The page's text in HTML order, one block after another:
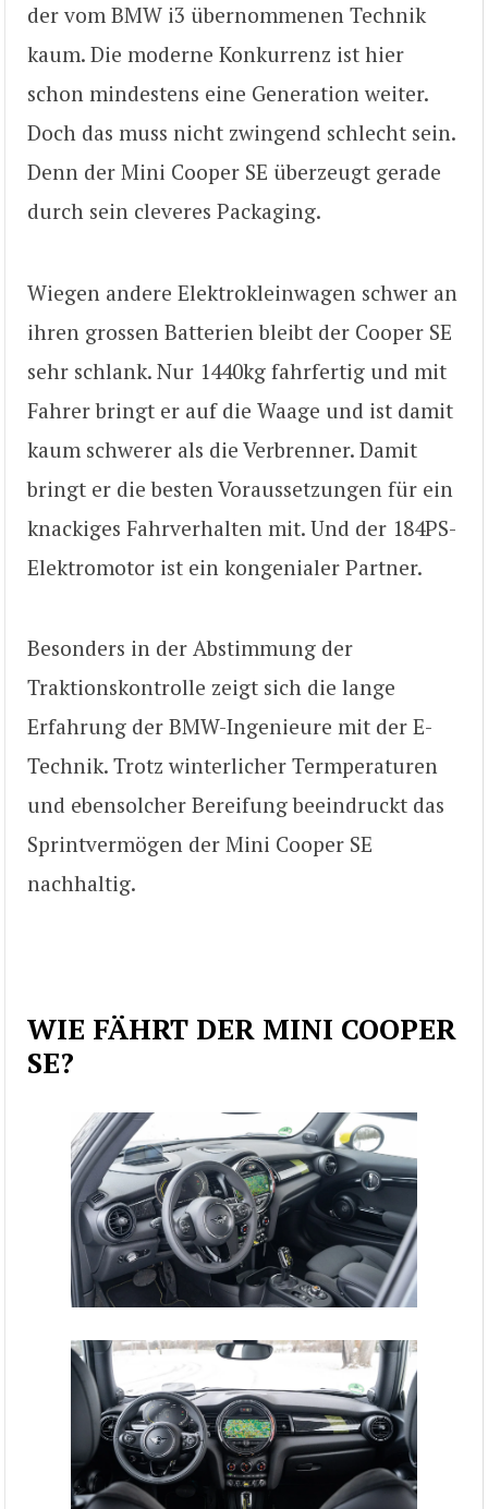
der vom BMW i3 übernommenen Technik
kaum. Die moderne Konkurrenz ist hier
schon mindestens eine Generation weiter.
Doch das muss nicht zwingend schlecht sein.
Denn der Mini Cooper SE überzeugt gerade
durch sein cleveres Packaging.
Wiegen andere Elektrokleinwagen schwer an
ihren grossen Batterien bleibt der Cooper SE
sehr schlank. Nur 1440kg fahrfertig und mit
Fahrer bringt er auf die Waage und ist damit
kaum schwerer als die Verbrenner. Damit
bringt er die besten Voraussetzungen für ein
knackiges Fahrverhalten mit. Und der 184PS-
Elektromotor ist ein kongenialer Partner.
Besonders in der Abstimmung der
Traktionskontrolle zeigt sich die lange
Erfahrung der BMW-Ingenieure mit der E-
Technik. Trotz winterlicher Termperaturen
und ebensolcher Bereifung beeindruckt das
Sprintvermögen der Mini Cooper SE
nachhaltig.
WIE FÄHRT DER MINI COOPER
SE?